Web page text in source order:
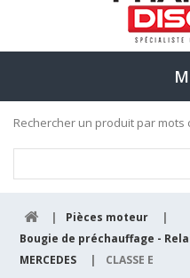
Rechercher un produit par
| Pièces moteur
|
Bougie de préchauffage -
MERCEDES
| CLASSE E